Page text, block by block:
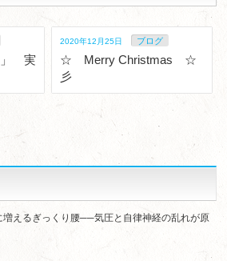
」 実
2020年12月25日 ブログ
☆ Merry Christmas ☆
彡
増えるぎっくり腰──気圧と自律神経の乱れが原